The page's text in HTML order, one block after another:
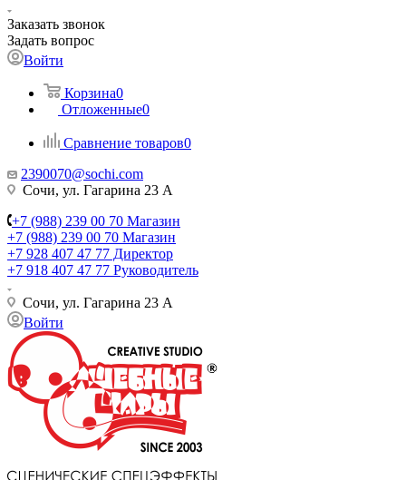
Заказать звонок
Задать вопрос
Войти
Корзина0
Отложенные0
Сравнение товаров0
2390070@sochi.com
Сочи, ул. Гагарина 23 А
+7 (988) 239 00 70 Магазин
+7 (988) 239 00 70 Магазин
+7 928 407 47 77 Директор
+7 918 407 47 77 Руководитель
Сочи, ул. Гагарина 23 А
Войти